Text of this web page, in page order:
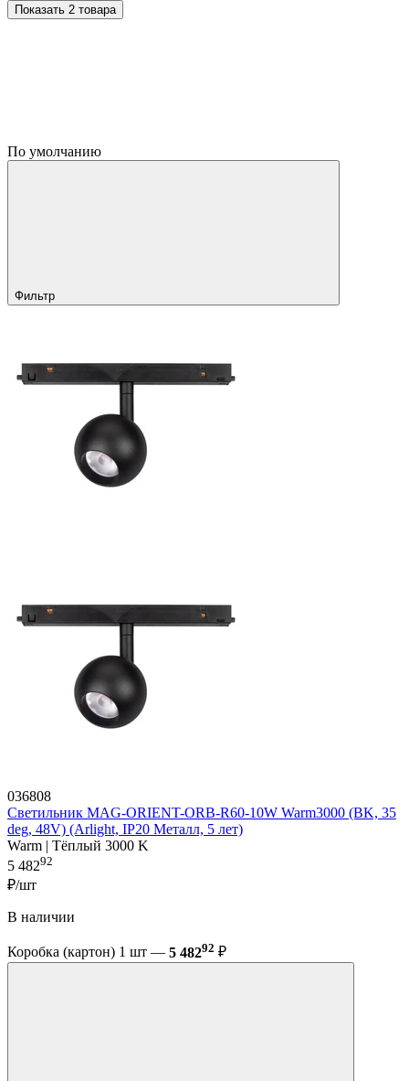
Показать 2 товара
По умолчанию
Фильтр
036808
Светильник MAG-ORIENT-ORB-R60-10W Warm3000 (BK, 35
deg, 48V) (Arlight, IP20 Металл, 5 лет)
Warm | Тёплый 3000 K
5 48292
₽/шт
В наличии
Коробка (картон) 1 шт — 5 48292 ₽